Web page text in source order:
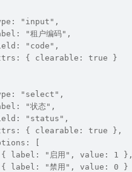
"input",
"租户编码",
"code",
{ clearable: true }
"select",
"状态",
"status",
{ clearable: true },
[
label: "启用", value: 1 },
label: "禁用", value: 0 }